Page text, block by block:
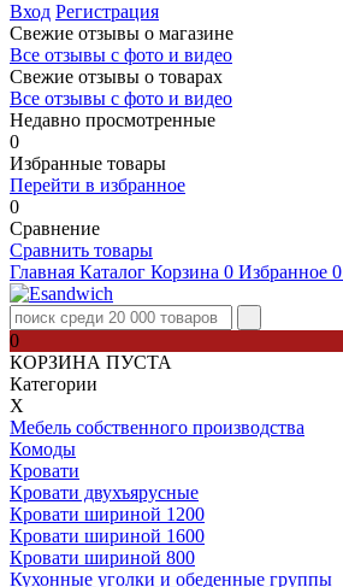
Вход Регистрация
Свежие отзывы о магазине
Все отзывы с фото и видео
Свежие отзывы о товарах
Все отзывы c фото и видео
Недавно просмотренные
0
Избранные товары
Перейти в избранное
0
Сравнение
Сравнить товары
Главная Каталог Корзина 0 Избранное 0
0
КОРЗИНА ПУСТА
Категории
Х
Мебель собственного производства
Комоды
Кровати
Кровати двухъярусные
Кровати шириной 1200
Кровати шириной 1600
Кровати шириной 800
Кухонные уголки и обеденные группы